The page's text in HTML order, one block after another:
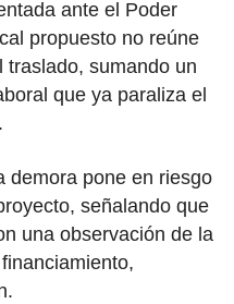
ante el Poder
propuesto no reúne
sumando un
que ya paraliza el
demora pone en riesgo
señalando que
una observación de la